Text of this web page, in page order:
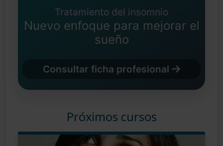
Tratamiento del insomnio
Nuevo enfoque para mejorar el
sueño
Consultar ficha profesional
Próximos cursos